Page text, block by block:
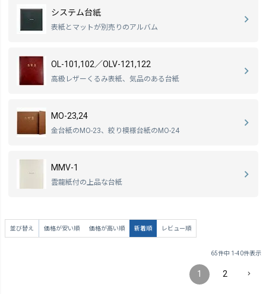
システム台紙
表紙とマットが別売りのアルバム
OL-101,102／OLV-121,122
高級レザーくるみ表紙、気品のある台紙
MO-23,24
金台紙のMO-23、絞り模様台紙のMO-24
MMV-1
雲龍紙付の上品な台紙
並び替え 価格が安い順 価格が高い順 新着順 レビュー順
65件中 1 -40件表示
1 2